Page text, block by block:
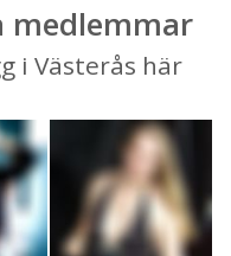
medlemmar
i Västerås här